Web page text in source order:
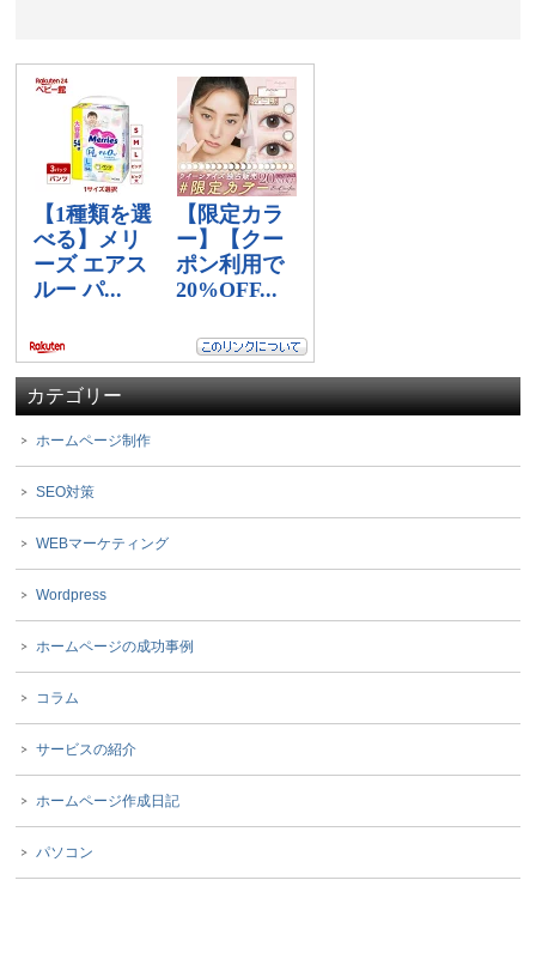
カテゴリー
ホームページ制作
SEO対策
WEBマーケティング
Wordpress
ホームページの成功事例
コラム
サービスの紹介
ホームページ作成日記
パソコン